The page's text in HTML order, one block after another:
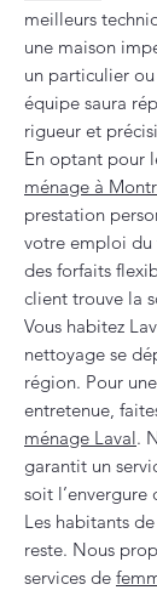
meilleurs
une maison
un particulier
équipe saura
rigueur et
En optant pour
ménage à
prestation
votre emploi du
des forfaits
client trouve la
Vous habitez
nettoyage se
région. Pour
entretenue,
ménage Laval.
garantit un
soit l’envergure
Les habitants
reste. Nous
services de